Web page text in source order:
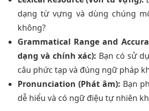
dạng từ vựng và dùng chúng
không?
Grammatical Range and
dạng và chính xác): Bạn có sử
câu phức tạp và đúng ngữ pháp
Pronunciation (Phát âm): Bạn
dễ hiểu và có ngữ điệu tự nhiên